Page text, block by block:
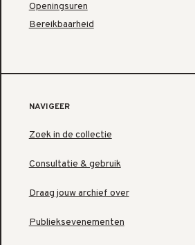
Openingsuren
Bereikbaarheid
NAVIGEER
Zoek in de collectie
Consultatie & gebruik
Draag jouw archief over
Publieksevenementen